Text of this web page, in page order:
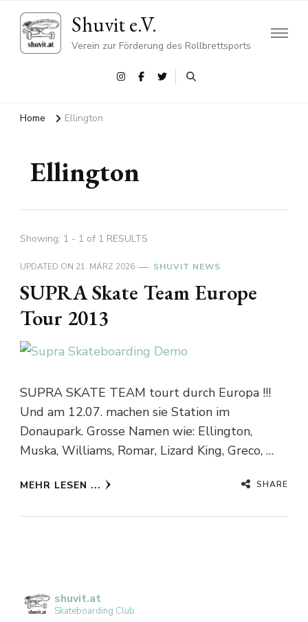
Shuvit e.V.
Verein zur Förderung des Rollbrettsports
Home Ellington
Ellington
Showing: 1 - 1 of 1 RESULTS
UPDATED ON 21. MÄRZ 2026 SHUVIT NEWS
SUPRA Skate Team Europe
Tour 2013
SUPRA SKATE TEAM tourt durch Europa !!!
Und am 12.07. machen sie Station im
Donaupark. Grosse Namen wie: Ellington,
Muska, Williams, Romar, Lizard King, Greco, …
MEHR LESEN ... SHARE
shuvit.at
Skateboarding Club